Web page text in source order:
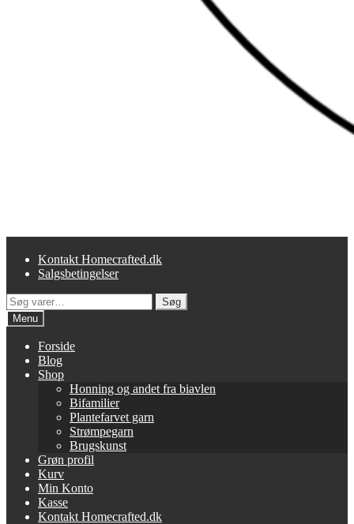
Kontakt Homecrafted.dk
Salgsbetingelser
Søg
efter:
Søg
Menu
Forside
Blog
Shop
Honning og andet fra biavlen
Bifamilier
Plantefarvet garn
Strømpegarn
Brugskunst
Grøn profil
Kurv
Min Konto
Kasse
Kontakt Homecrafted.dk